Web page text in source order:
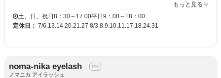
もっと見る
土、日、祝日8：30～17:00平日9：00～18：00
定休日： 7/6.13.14.20.21.27 8/3.8.9.10.11.17.18.24.31
noma-nika eyelash
ノマニカ アイラッシュ